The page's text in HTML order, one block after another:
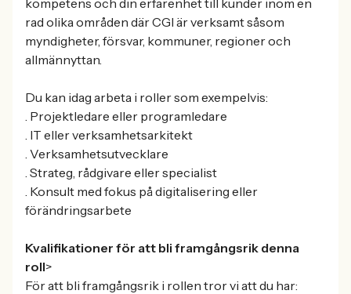
kompetens och din erfarenhet till kunder inom en
rad olika områden där CGI är verksamt såsom
myndigheter, försvar, kommuner, regioner och
allmännyttan.
Du kan idag arbeta i roller som exempelvis:
. Projektledare eller programledare
. IT eller verksamhetsarkitekt
. Verksamhetsutvecklare
. Strateg, rådgivare eller specialist
. Konsult med fokus på digitalisering eller
förändringsarbete
Kvalifikationer för att bli framgångsrik denna
roll>
För att bli framgångsrik i rollen tror vi att du har: